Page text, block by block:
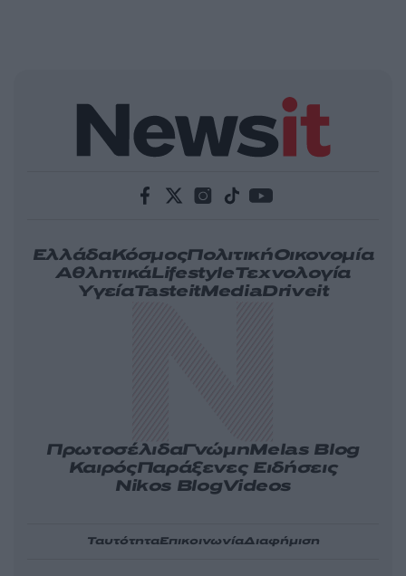
ΕλλάδαΚόσμοςΠολιτικήΟικονομία
ΑθλητικάLifestyleΤεχνολογία
ΥγείαTasteitMediaDriveit
ΠρωτοσέλιδαΓνώμηMelas Blog
ΚαιρόςΠαράξενες Ειδήσεις
Nikos BlogVideos
ΤαυτότηταΕπικοινωνίαΔιαφήμιση